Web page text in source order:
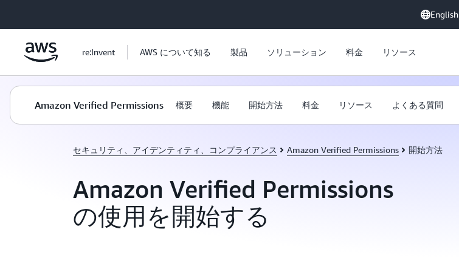
English
re:Invent AWS について知る 製品 ソリューション 料金 リソース
Amazon Verified Permissions 概要 機能 開始方法 料金 リソース よくある質問
セキュリティ、アイデンティティ、コンプライアンス Amazon Verified Permissions 開始方法
Amazon Verified Permissions
の使用を開始する